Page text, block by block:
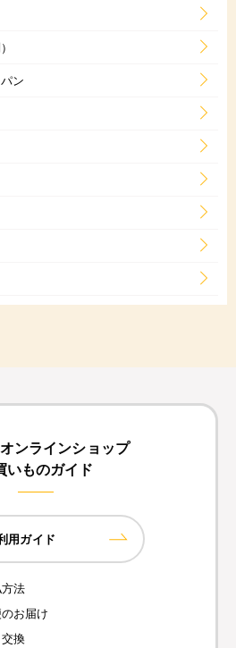
ン
ンラインショップ
いものガイド
用ガイド
法
お届け
換